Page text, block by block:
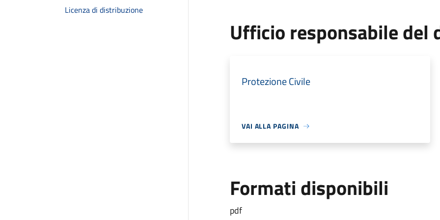
Licenza di distribuzione
Ufficio responsabile del
Protezione Civile
VAI ALLA PAGINA
Formati disponibili
pdf